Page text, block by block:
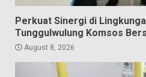
Perkuat Sinergi di
Tunggulwulung Komsos
August 8, 2026